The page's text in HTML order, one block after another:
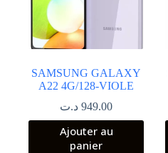
SAMSUNG GALAXY
A22 4G/128-VIOLE
949.00 د.ت
Ajouter au
panier